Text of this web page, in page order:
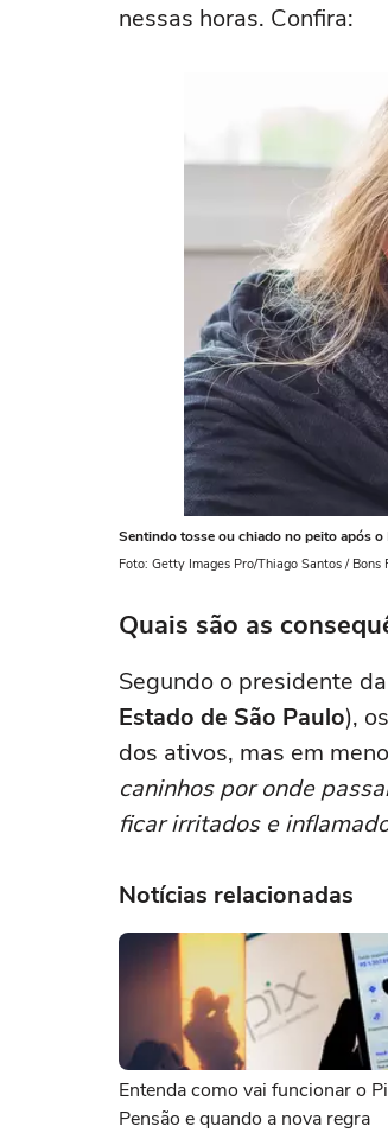
nessas horas. Confira:
Sentindo tosse ou chiado no peito após
Foto: Getty Images Pro/Thiago Santos / Bons
Quais são as
Segundo o presidente da
Estado de São Paulo),
dos ativos, mas em
caninhos por onde
ficar irritados e
Notícias relacionadas
Entenda como vai funcionar o
Pensão e quando a nova regra